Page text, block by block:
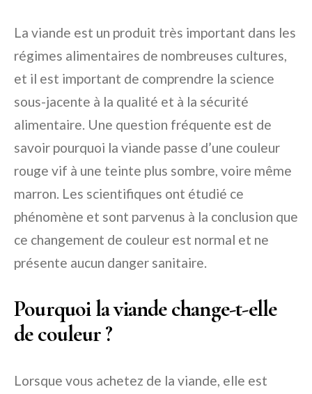
La viande est un produit très important dans les
régimes alimentaires de nombreuses cultures,
et il est important de comprendre la science
sous-jacente à la qualité et à la sécurité
alimentaire. Une question fréquente est de
savoir pourquoi la viande passe d’une couleur
rouge vif à une teinte plus sombre, voire même
marron. Les scientifiques ont étudié ce
phénomène et sont parvenus à la conclusion que
ce changement de couleur est normal et ne
présente aucun danger sanitaire.
Pourquoi la viande change-t-elle
de couleur ?
Lorsque vous achetez de la viande, elle est